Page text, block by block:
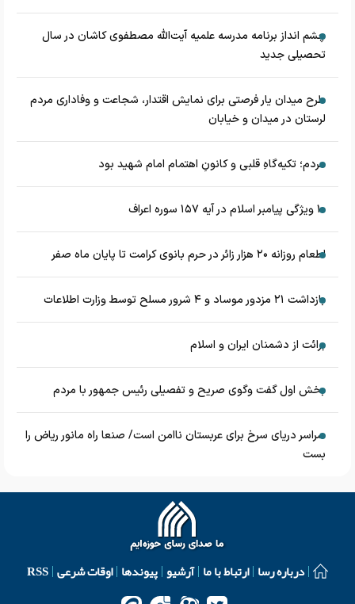
چشم‌ انداز برنامه مدرسه علمیه آیت‌الله مصطفوی کاشان در سال
تحصیلی جدید
طرح میدان یار فرصتی برای نمایش اقتدار، شجاعت و وفاداری مردم
لرستان در میدان و خیابان
مردم؛ تکیه‌گاهِ قلبی و کانونِ اهتمام امام شهید بود
۱۰ ویژگی پیامبر اسلام در آیه ۱۵۷ سوره اعراف
اطعام روزانه ۲۰ هزار زائر در حرم بانوی کرامت تا پایان ماه صفر
بازداشت ۲۱ مزدور موساد و ۴ شرور مسلح توسط وزارت اطلاعات
برائت از دشمنان ایران و اسلام
بخش اول گفت وگوی صریح و تفصیلی رئیس جمهور با مردم
سراسر دریای سرخ برای عربستان ناامن است/ صنعا راه مانور ریاض را
بست
درباره رسا ارتباط با ما آرشیو پیوندها اوقات شرعی RSS